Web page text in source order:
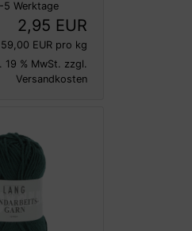
5 Werktage
2,95 EUR
59,00 EUR pro kg
19 % MwSt. zzgl.
Versandkosten